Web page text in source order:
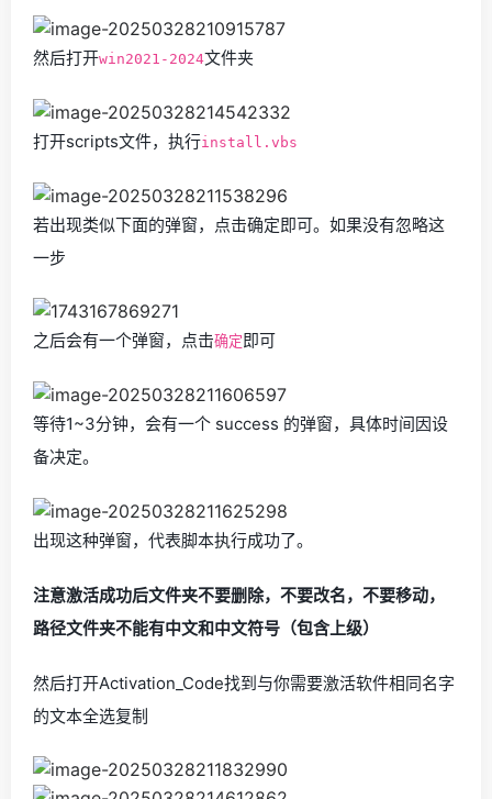
然后打开win2021-2024文件夹
打开scripts文件，执行install.vbs
若出现类似下面的弹窗，点击确定即可。如果没有忽略这
一步
之后会有一个弹窗，点击确定 即可
等待1~3分钟，会有一个 success 的弹窗，具体时间因设
备决定。
出现这种弹窗，代表脚本执行成功了。
注意激活成功后文件夹不要删除，不要改名，不要移动，
路径文件夹不能有中文和中文符号（包含上级）
然后打开Activation_Code找到与你需要激活软件相同名字
的文本全选复制